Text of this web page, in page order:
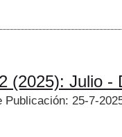
(2025): Julio -
Publicación: 25-7-